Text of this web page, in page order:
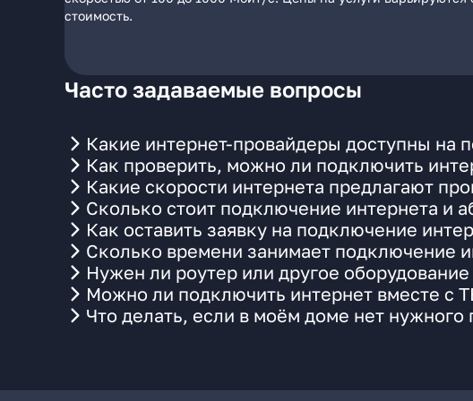
стоимость.
Часто задаваемые вопросы
Какие интернет-провайдеры доступны на
Как проверить, можно ли подключить
Какие скорости интернета предлагают
Сколько стоит подключение интернета и
Как оставить заявку на подключение
Сколько времени занимает подключение
Нужен ли роутер или другое
Можно ли подключить интернет вместе с
Что делать, если в моём доме нет нужного